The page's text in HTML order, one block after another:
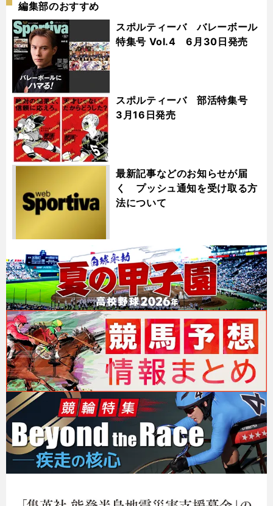
編集部のおすすめ
スポルティーバ バレーボール
特集号 Vol.4 6月30日発売
スポルティーバ 部活特集号
3月16日発売
最新記事などのお知らせが届
く プッシュ通知を受け取る方
法について